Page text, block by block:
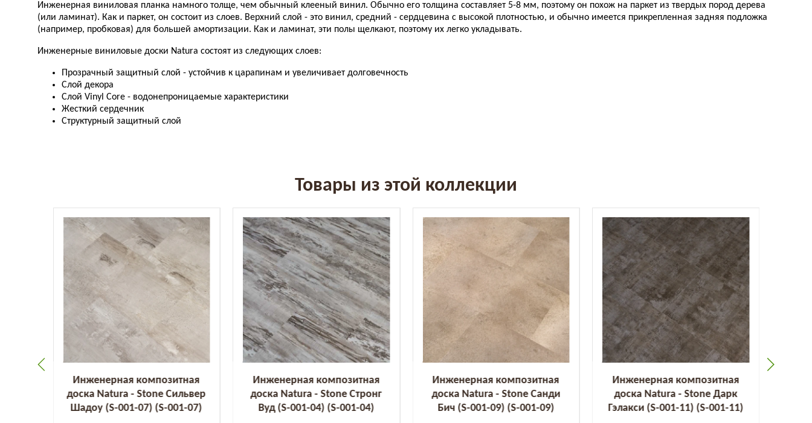
Инженерная виниловая планка намного толще, чем обычный клееный винил. Обычно его толщина составляет 5-8 мм, поэтому он похож на паркет из твердых пород дерева
(или ламинат). Как и паркет, он состоит из слоев. Верхний слой - это винил, средний - сердцевина с высокой плотностью, и обычно имеется прикрепленная задняя подложка
(например, пробковая) для большей амортизации. Как и ламинат, эти полы щелкают, поэтому их легко укладывать.
Инженерные виниловые доски Natura состоят из следующих слоев:
Прозрачный защитный слой - устойчив к царапинам и увеличивает долговечность
Слой декора
Слой Vinyl Core - водонепроницаемые характеристики
Жесткий сердечник
Структурный защитный слой
Товары из этой коллекции
Инженерная композитная
доска Natura - Stone Сильвер
Шадоу (S-001-07) (S-001-07)
Инженерная композитная
доска Natura - Stone Стронг
Вуд (S-001-04) (S-001-04)
Инженерная композитная
доска Natura - Stone Санди
Бич (S-001-09) (S-001-09)
Инженерная композитная
доска Natura - Stone Дарк
Гэлакси (S-001-11) (S-001-11)